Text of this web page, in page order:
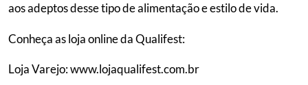
aos adeptos desse tipo de alimentação e estilo de vida.
Conheça as loja online da Qualifest:
Loja Varejo: www.lojaqualifest.com.br